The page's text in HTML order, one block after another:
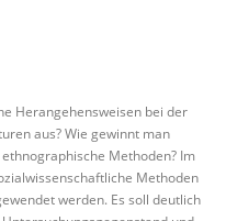
Herangehensweisen bei der
aus? Wie gewinnt man
Methoden? Im
Methoden
werden. Es soll deutlich